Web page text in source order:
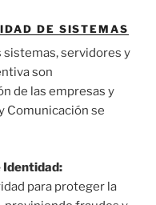
DE SISTEMAS
servidores y
son
de las empresas y
Comunicación se
Identidad:
para proteger la